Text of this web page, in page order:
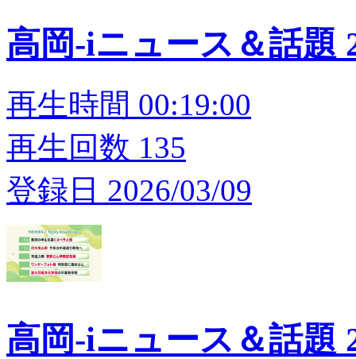
高岡-iニュース＆話題
再生時間 00:19:00
再生回数 135
登録日 2026/03/09
高岡-iニュース＆話題